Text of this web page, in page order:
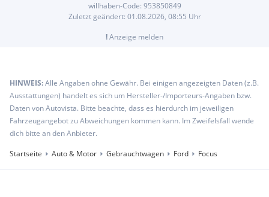
willhaben-Code: 953850849
Zuletzt geändert: 01.08.2026, 08:55 Uhr
!Anzeige melden
HINWEIS:Alle Angaben ohne Gewähr. Bei einigen angezeigten Daten (z.B.
Ausstattungen) handelt es sich um Hersteller-/Importeurs-Angaben bzw.
Daten von Autovista. Bitte beachte, dass es hierdurch im jeweiligen
Fahrzeugangebot zu Abweichungen kommen kann. Im Zweifelsfall wende
dich bitte an den Anbieter.
Startseite
Auto & Motor Gebrauchtwagen Ford Focus